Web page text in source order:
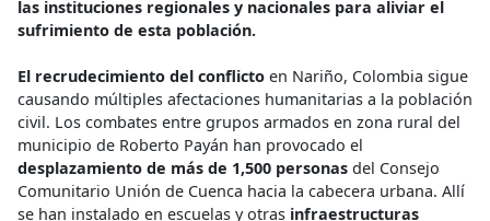
las instituciones regionales y nacionales para aliviar el
sufrimiento de esta población.
El recrudecimiento del conflicto en Nariño, Colombia sigue
causando múltiples afectaciones humanitarias a la población
civil. Los combates entre grupos armados en zona rural del
municipio de Roberto Payán han provocado el
desplazamiento de más de 1,500 personas del Consejo
Comunitario Unión de Cuenca hacia la cabecera urbana. Allí
se han instalado en escuelas y otras infraestructuras